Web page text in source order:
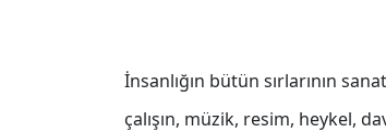
İnsanlığın bütün sırlarının
çalışın, müzik, resim, heykel,